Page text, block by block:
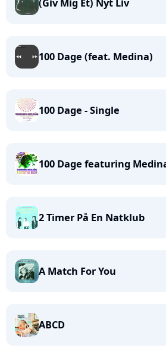
(Giv Mig Et) Nyt Liv
100 Dage (feat. Medina)
100 Dage - Single
100 Dage featuring
2 Timer På En Natklub
A Match For You
ABCD